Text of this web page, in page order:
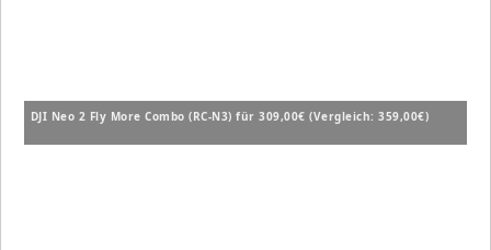
DJI Neo 2 Fly More Combo (RC-N3) für 309,00€ (Vergleich: 359,00€)